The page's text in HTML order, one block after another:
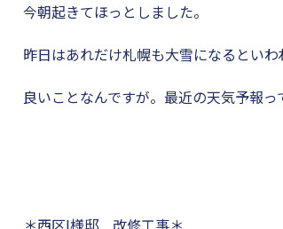
今朝起きてほっとしました。
昨日はあれだけ札幌も大雪になるといわ
良いことなんですが。最近の天気予報っ
＊西区I様邸 改修工事＊